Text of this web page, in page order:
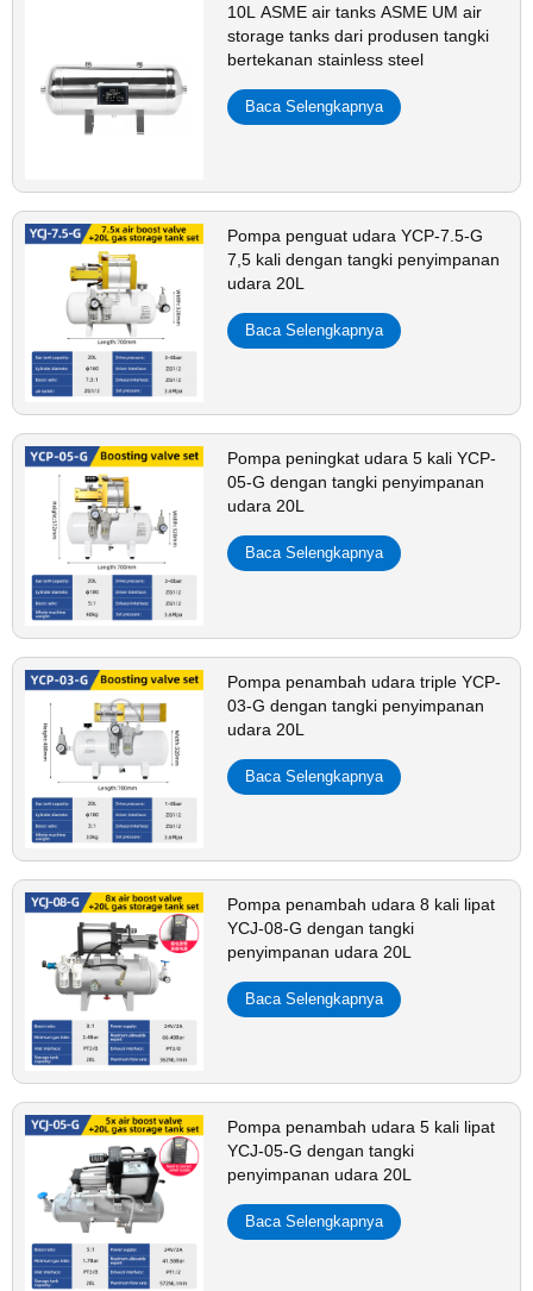
10L ASME air tanks ASME UM air
storage tanks dari produsen tangki
bertekanan stainless steel
Baca Selengkapnya
Pompa penguat udara YCP-7.5-G
7,5 kali dengan tangki penyimpanan
udara 20L
Baca Selengkapnya
Pompa peningkat udara 5 kali YCP-
05-G dengan tangki penyimpanan
udara 20L
Baca Selengkapnya
Pompa penambah udara triple YCP-
03-G dengan tangki penyimpanan
udara 20L
Baca Selengkapnya
Pompa penambah udara 8 kali lipat
YCJ-08-G dengan tangki
penyimpanan udara 20L
Baca Selengkapnya
Pompa penambah udara 5 kali lipat
YCJ-05-G dengan tangki
penyimpanan udara 20L
Baca Selengkapnya